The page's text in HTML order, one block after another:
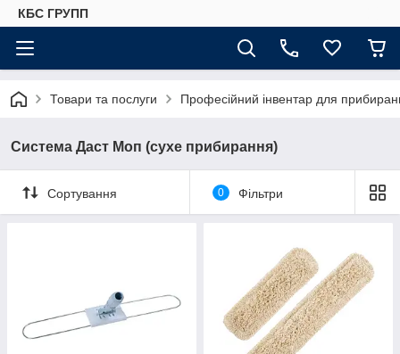
КБС ГРУПП
Товари та послуги Професійний інвентар для
Система Даст Моп (сухе прибирання)
Сортування 0 Фільтри